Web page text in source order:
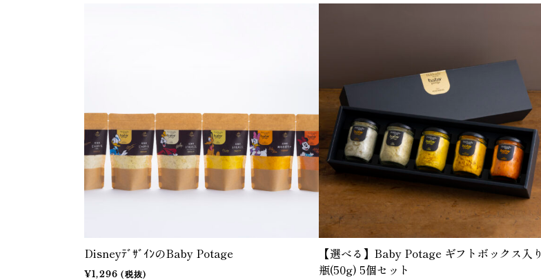
DisneyﾃﾞｻﾞｲﾝのBaby Potage
¥1,296 (税抜)
【選べる】Baby Potage ギフトボックス入り
瓶(50g) 5個セット